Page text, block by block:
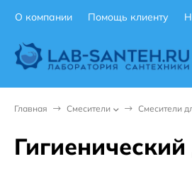
О компании Помощь клиенту
Главная Смесители Смесители